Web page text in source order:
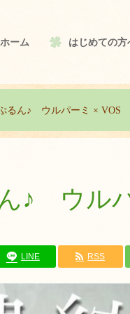
ホーム はじめての方
るん♪ ウルパーミ × VOS
♪ ウル
LINE RSS